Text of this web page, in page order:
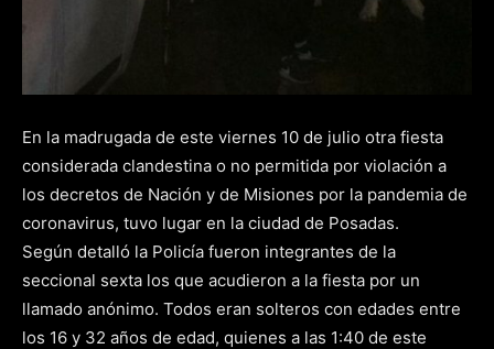
En la madrugada de este viernes 10 de julio otra fiesta
considerada clandestina o no permitida por violación a
los decretos de Nación y de Misiones por la pandemia de
coronavirus, tuvo lugar en la ciudad de Posadas.
Según detalló la Policía fueron integrantes de la
seccional sexta los que acudieron a la fiesta por un
llamado anónimo. Todos eran solteros con edades entre
los 16 y 32 años de edad, quienes a las 1:40 de este